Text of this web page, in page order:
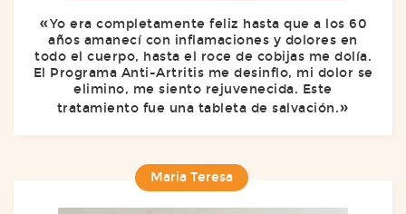
Yo era completamente feliz hasta que a los 60
años amanecí con inflamaciones y dolores en
todo el cuerpo, hasta el roce de cobijas me dolía.
El Programa Anti-Artritis me desinflo, mi dolor se
elimino, me siento rejuvenecida. Este
tratamiento fue una tableta de salvación.
Maria Teresa